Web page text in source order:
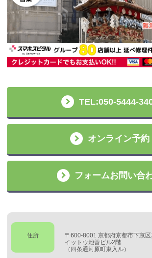
TEL:050-5444-
オンライン予約
フォームお問い合
住所
〒600-8001 京都府京都市下京区
イットウ池善ビル2階
（四条通河原町東入ル）